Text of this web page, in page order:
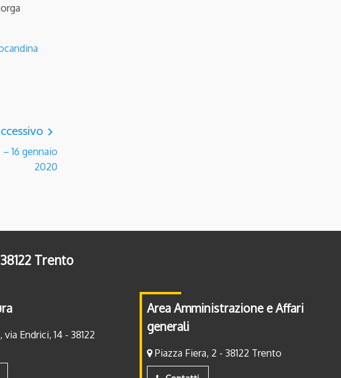
navigate_next
16 gennaio
2020
Trento
Endrici, 14 - 38122
Area Amministrazione e Affari
generali
Piazza Fiera, 2 - 38122 Trento